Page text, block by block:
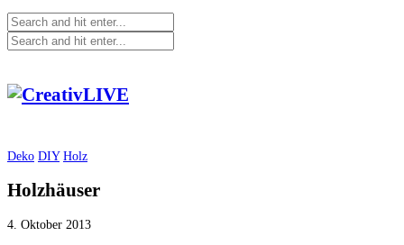
Deko DIY Holz
Holzhäuser
4. Oktober 2013